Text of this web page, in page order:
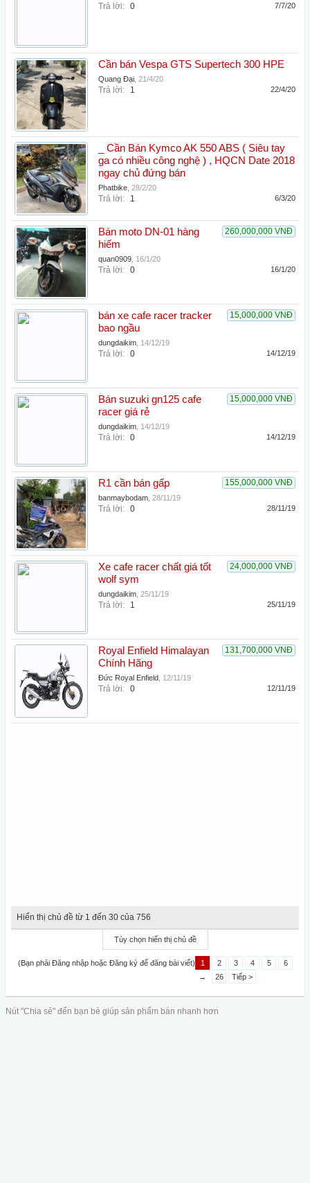
Trả lời: 0 7/7/20
Cần bán Vespa GTS Supertech 300 HPE
Quang Đại 21/4/20
Trả lời: 1 22/4/20
_ Cần Bán Kymco AK 550 ABS ( Siêu tay
ga có nhiều công nghệ ) , HQCN Date 2018
ngay chủ đứng bán
Phatbike 28/2/20
Trả lời: 1 6/3/20
260,000,000 VNĐ
Bán moto DN-01 hàng
hiếm
quan0909 16/1/20
Trả lời: 0 16/1/20
15,000,000 VNĐ
bán xe cafe racer tracker
bao ngầu
dungdaikim 14/12/19
Trả lời: 0 14/12/19
15,000,000 VNĐ
Bán suzuki gn125 cafe
racer giá rẻ
dungdaikim 14/12/19
Trả lời: 0 14/12/19
155,000,000 VNĐ
R1 cần bán gấp
banmaybodam 28/11/19
Trả lời: 0 28/11/19
24,000,000 VNĐ
Xe cafe racer chất giá tốt
wolf sym
dungdaikim 25/11/19
Trả lời: 1 25/11/19
131,700,000 VNĐ
Royal Enfield Himalayan
Chính Hãng
Đức Royal Enfield 12/11/19
Trả lời: 0 12/11/19
Hiển thị chủ đề từ 1 đến 30 của 756
Tùy chọn hiển thị chủ đề
(Bạn phải Đăng nhập hoặc Đăng ký để đăng bài viết) 1 2 3 4 5
6
→
26 Tiếp >
Nút "Chia sẻ" đến bạn bè giúp sản phẩm bán nhanh hơn